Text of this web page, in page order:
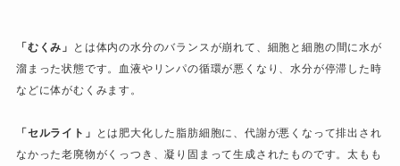
「むくみ」
とは体内の水分のバランスが崩れて、細胞と細胞の間に水が
溜まった状態です。血液やリンパの循環が悪くなり、水分が停滞した時
などに体がむくみます。
「セルライト」
とは肥大化した脂肪細胞に、代謝が悪くなって排出され
なかった老廃物がくっつき、凝り固まって生成されたものです。太もも